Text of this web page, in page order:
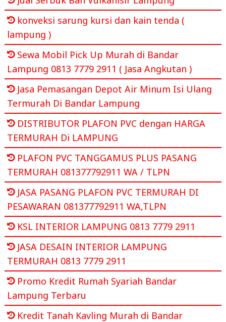
konveksi sarung kursi dan kain tenda (
lampung )
Sewa Mobil Pick Up Murah di Bandar
Lampung 0813 7779 2911 ( Jasa Angkutan )
Jasa Pemasangan Depot Air Minum Isi Ulang
Termurah Di Bandar Lampung
DISTRIBUTOR PLAFON PVC dengan HARGA
TERMURAH Di LAMPUNG
PLAFON PVC TANGGAMUS PLUS PASANG
TERMURAH 081377792911 WA / TLPN
JASA PASANG PLAFON PVC TERMURAH DI
PESAWARAN 081377792911 WA,TLPN
KSL INTERIOR LAMPUNG 0813 7779 2911
JASA DESAIN INTERIOR LAMPUNG
TERMURAH 0813 7779 2911
Promo Kredit Rumah Syariah Bandar
Lampung Terbaru
Kredit Tanah Kavling Murah di Bandar